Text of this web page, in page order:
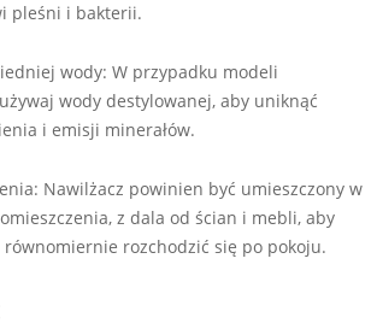
pleśni i bakterii.
wody: W przypadku modeli
wody destylowanej, aby uniknąć
i emisji minerałów.
Nawilżacz powinien być umieszczony w
z dala od ścian i mebli, aby
równomiernie rozchodzić się po pokoju.